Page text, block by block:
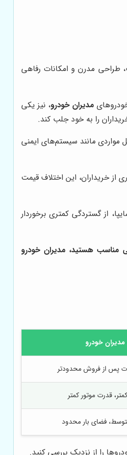
طراحی مدرن و امکانات رفاهی
مدیران خودرو، نیز یکی
را به خود جلب کند.
مواردی مانند سیستم‌های ایمنی
از خریداران، این اختلاف قیمت
از گستردگی کمتری برخوردار
مناسب هستید، مدیران خودرو
خودرو
پس از فروش محدودتر
قدرت موتور کمتر
فضای بار محدود
را از نزدیک بررسی کنید.